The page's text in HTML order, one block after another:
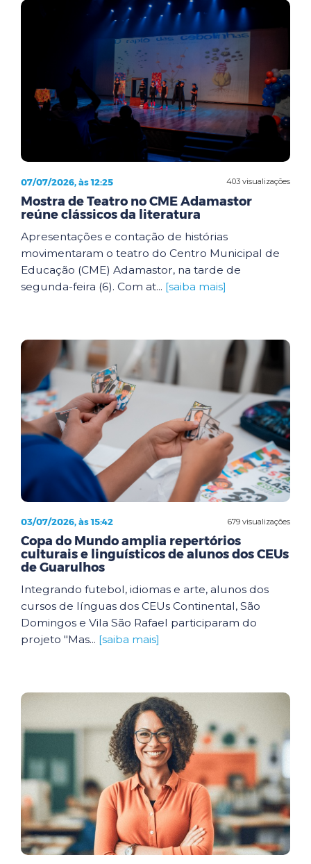
403 visualizações
07/07/2026, às 12:25
Mostra de Teatro no CME Adamastor
reúne clássicos da literatura
Apresentações e contação de histórias
movimentaram o teatro do Centro Municipal de
Educação (CME) Adamastor, na tarde de
segunda-feira (6). Com at... [saiba mais]
679 visualizações
03/07/2026, às 15:42
Copa do Mundo amplia repertórios
culturais e linguísticos de alunos dos CEUs
de Guarulhos
Integrando futebol, idiomas e arte, alunos dos
cursos de línguas dos CEUs Continental, São
Domingos e Vila São Rafael participaram do
projeto "Mas... [saiba mais]